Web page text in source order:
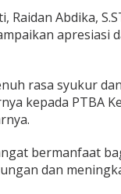
Abdika,
apresiasi
rasa syukur
kepada PTBA
bermanfaat
dan